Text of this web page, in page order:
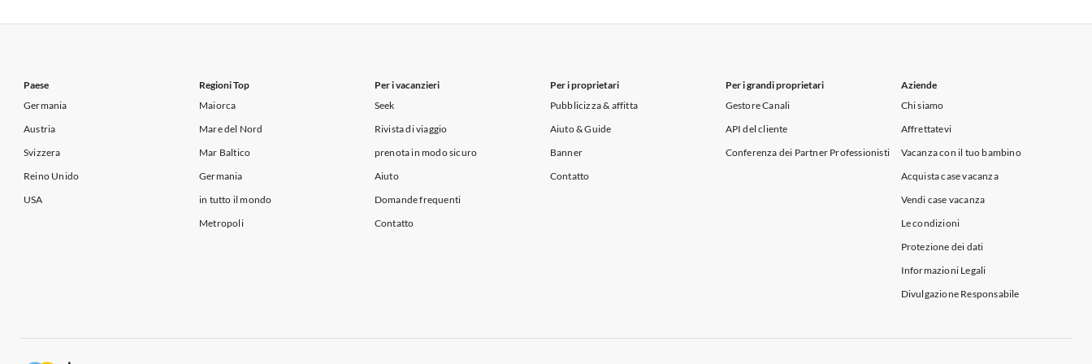
Paese
Germania
Austria
Svizzera
Reino Unido
USA
Regioni Top
Maiorca
Mare del Nord
Mar Baltico
Germania
in tutto il mondo
Metropoli
Per i vacanzieri
Seek
Rivista di viaggio
prenota in modo sicuro
Aiuto
Domande frequenti
Contatto
Per i proprietari
Pubblicizza & affitta
Aiuto & Guide
Banner
Contatto
Per i grandi proprietari
Gestore Canali
API del cliente
Conferenza dei Partner Professionisti
Aziende
Chi siamo
Affrettatevi
Vacanza con il tuo bambino
Acquista case vacanza
Vendi case vacanza
Le condizioni
Protezione dei dati
Informazioni Legali
Divulgazione Responsabile